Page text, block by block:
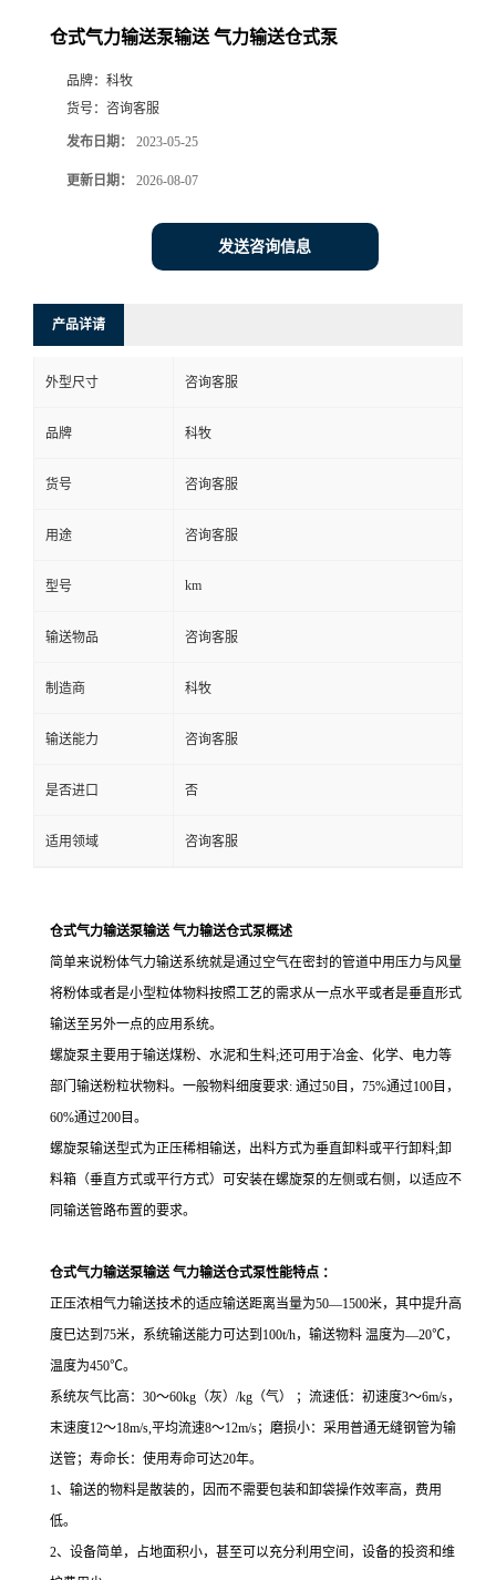
仓式气力输送泵输送 气力输送仓式泵
品牌： 科牧
货号： 咨询客服
发布日期： 2023-05-25
更新日期： 2026-08-07
发送咨询信息
产品详请
外型尺寸 咨询客服
品牌 科牧
货号 咨询客服
用途 咨询客服
型号 km
输送物品 咨询客服
制造商 科牧
输送能力 咨询客服
是否进口 否
适用领域 咨询客服
仓式气力输送泵输送 气力输送仓式泵概述
简单来说粉体气力输送系统就是通过空气在密封的管道中用压力与风量
将粉体或者是小型粒体物料按照工艺的需求从一点水平或者是垂直形式
输送至另外一点的应用系统。
螺旋泵主要用于输送煤粉、水泥和生料;还可用于冶金、化学、电力等
部门输送粉粒状物料。一般物料细度要求: 通过50目， 75%通过100目，
60%通过200目。
螺旋泵输送型式为正压稀相输送，出料方式为垂直卸料或平行卸料;卸
料箱（垂直方式或平行方式）可安装在螺旋泵的左侧或右侧，以适应不
同输送管路布置的要求。
仓式气力输送泵输送 气力输送仓式泵性能特点 ：
正压浓相气力输送技术的适应输送距离当量为50—1500米，其中提升高
度巳达到 75米，系统输送能力可达到 100t/h，输送物料 温度为—20℃，
温度为450℃。
系统灰气比高： 30～60kg （灰） /kg （气） ；流速低：初速度3～6m/s，
末速度12～18m/s,平均流速8～12m/s；磨损小：采用普通无缝钢管为输
送管；寿命长：使用寿命可达20年。
1、输送的物料是散装的，因而不需要包装和卸袋操作效率高，费用
低。
2、设备简单，占地面积小，甚至可以充分利用空间，设备的投资和维